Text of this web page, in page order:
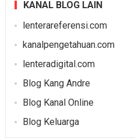
KANAL BLOG LAIN
lenterareferensi.com
kanalpengetahuan.com
lenteradigital.com
Blog Kang Andre
Blog Kanal Online
Blog Keluarga